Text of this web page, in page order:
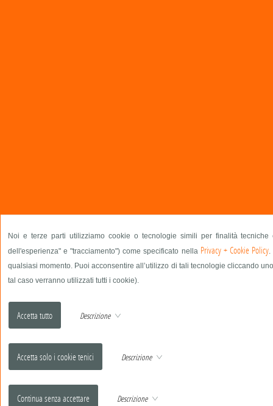
Noi e terze parti utilizziamo cookie o tecnologie simili per finalità
dell'esperienza" e "tracciamento") come specificato nella Privacy + Cookie Policy.
qualsiasi momento. Puoi acconsentire all’utilizzo di tali tecnologie cliccando
tal caso verranno utilizzati tutti i cookie).
Descrizione
Descrizione
Descrizione